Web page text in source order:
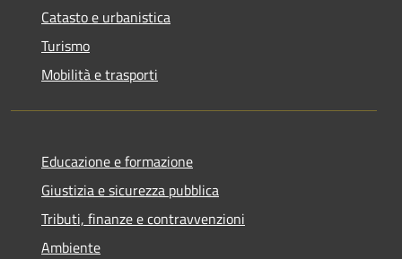
Catasto e urbanistica
Turismo
Mobilità e trasporti
Educazione e formazione
Giustizia e sicurezza pubblica
Tributi, finanze e contravvenzioni
Ambiente